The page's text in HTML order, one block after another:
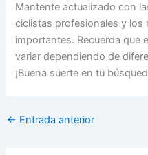
Mantente actualizado con
ciclistas profesionales y los
importantes. Recuerda que
variar dependiendo de
¡Buena suerte en tu
← Entrada anterior